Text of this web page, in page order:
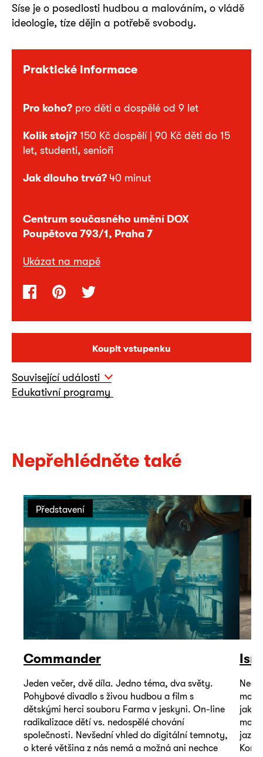
Praktické informace
Pro koho? pro děti a dospělé od 9 let
Kolik stojí? 150 Kč dospělí | 90 Kč děti do 15
let, studenti, senioři
Jak dlouho trvá? 40 minut
Centrum současného umění DOX
Poupětova 793/1, Praha 7
Ukázat na mapě
Koupit vstupenku
Síse je o posedlosti hudbou a malováním, o vládě
ideologie, tíze dějin a potřebě svobody.
Související události
Edukativní programy
Nepřehlédněte také
Představení
Commander
Jeden večer, dvě díla. Jedno téma, dva světy.
Pohybové divadlo s živou hudbou a film s
dětskými herci souboru Farma v jeskyni. On-line
radikalizace dětí vs. nedospělé chování
společnosti. Nevšední vhled do digitální temnoty,
o které většina z nás nemá a možná ani nechce
jako